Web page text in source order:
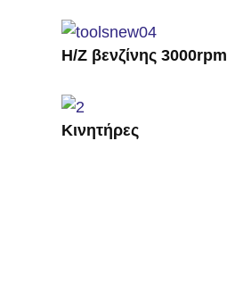
Η/Ζ βενζίνης 3000rpm
Κινητήρες